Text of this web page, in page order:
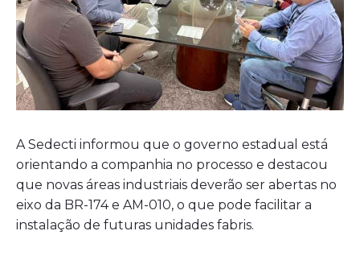
A Sedecti informou que o governo estadual está
orientando a companhia no processo e destacou
que novas áreas industriais deverão ser abertas no
eixo da BR-174 e AM-010, o que pode facilitar a
instalação de futuras unidades fabris.